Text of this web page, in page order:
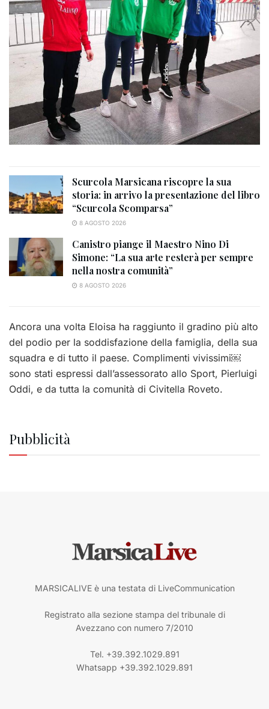
Scurcola Marsicana riscopre la sua
storia: in arrivo la presentazione del libro
“Scurcola Scomparsa”
8 AGOSTO 2026
Canistro piange il Maestro Nino Di
Simone: “La sua arte resterà per sempre
nella nostra comunità”
8 AGOSTO 2026
Ancora una volta Eloisa ha raggiunto il gradino più alto
del podio per la soddisfazione della famiglia, della sua
squadra e di tutto il paese. Complimenti vivissimi￼
sono stati espressi dall’assessorato allo Sport, Pierluigi
Oddi, e da tutta la comunità di Civitella Roveto.
Pubblicità
MARSICALIVE è una testata di LiveCommunication
Registrato alla sezione stampa del tribunale di
Avezzano con numero 7/2010
Tel. +39.392.1029.891
Whatsapp +39.392.1029.891